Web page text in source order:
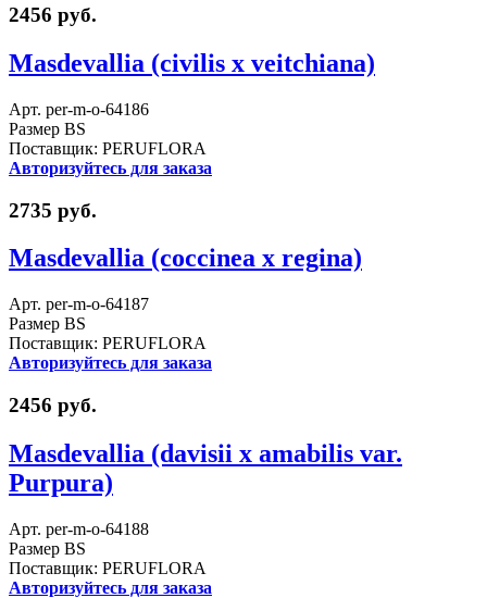
2456 руб.
Masdevallia (civilis x veitchiana)
Арт. per-m-o-64186
Размер BS
Поставщик: PERUFLORA
Авторизуйтесь для заказа
2735 руб.
Masdevallia (coccinea x regina)
Арт. per-m-o-64187
Размер BS
Поставщик: PERUFLORA
Авторизуйтесь для заказа
2456 руб.
Masdevallia (davisii x amabilis var.
Purpura)
Арт. per-m-o-64188
Размер BS
Поставщик: PERUFLORA
Авторизуйтесь для заказа